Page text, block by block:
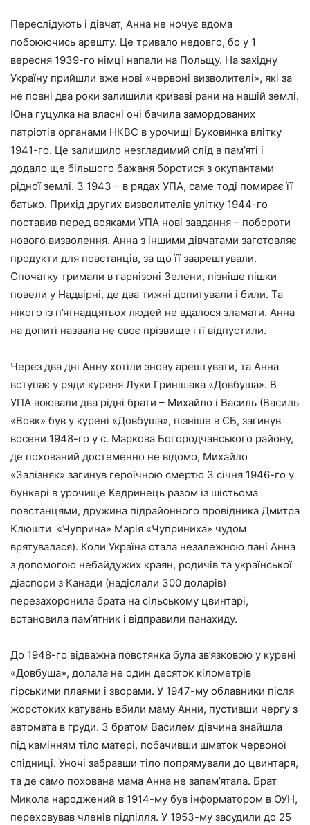
Переслідують і дівчат, Анна не ночує вдома
побоюючись арешту. Це тривало недовго, бо у 1
вересня 1939-го німці напали на Польщу. На західну
Україну прийшли вже нові «червоні визволителі», які за
не повні два роки залишили криваві рани на нашій землі.
Юна гуцулка на власні очі бачила замордованих
патріотів органами НКВС в урочищі Буковинка влітку
1941-го. Це залишило незгладимий слід в пам’яті і
додало ще більшого бажаня боротися з окупантами
рідної землі. З 1943 – в рядах УПА, саме тоді помирає її
батько. Прихід других визволителів улітку 1944-го
поставив перед вояками УПА нові завдання – побороти
нового визволення. Анна з іншими дівчатами заготовляє
продукти для повстанців, за що її заарештували.
Спочатку тримали в гарнізоні Зелени, пізніше пішки
повели у Надвірні, де два тижні допитували і били. Та
нікого із п’ятнадцятьох людей не вдалося зламати. Анна
на допиті назвала не своє прізвище і її відпустили.
Через два дні Анну хотіли знову арештувати, та Анна
вступає у ряди куреня Луки Гринішака «Довбуша». В
УПА воювали два рідні брати – Михайло і Василь (Василь
«Вовк» був у курені «Довбуша», пізніше в СБ, загинув
восени 1948-го у с. Маркова Богородчанського району,
де похований достеменно не відомо, Михайло
«Залізняк» загинув героїчною смертю 3 січня 1946-го у
бункері в урочище Кедринець разом із шістьома
повстанцями, дружина підрайонного провідника Дмитра
Клюшти «Чуприна» Марія «Чуприниха» чудом
врятувалася). Коли Україна стала незалежною пані Анна
з допомогою небайдужих краян, родичів та української
діаспори з Канади (надіслали 300 доларів)
перезахоронила брата на сільському цвинтарі,
встановила пам’ятник і відправили панахиду.
До 1948-го відважна повстянка була зв’язковою у курені
«Довбуша», долала не один десяток кілометрів
гірськими плаями і зворами. У 1947-му облавники після
жорстоких катувань вбили маму Анни, пустивши чергу з
автомата в груди. З братом Василем дівчина знайшла
під камінням тіло матері, побачивши шматок червоної
спідниці. Уночі забравши тіло попрямували до цвинтаря,
та де само похована мама Анна не запам’ятала. Брат
Микола народжений в 1914-му був інформатором в ОУН,
переховував членів підпілля. У 1953-му засудили до 25